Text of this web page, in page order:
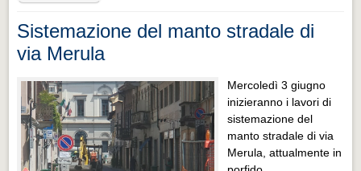
Sistemazione del manto stradale di
via Merula
Mercoledì 3 giugno
inizieranno i lavori di
sistemazione del
manto stradale di via
Merula, attualmente in